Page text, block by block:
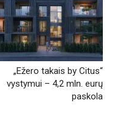
„Ežero takais by Citus“
vystymui – 4,2 mln. eurų
paskola